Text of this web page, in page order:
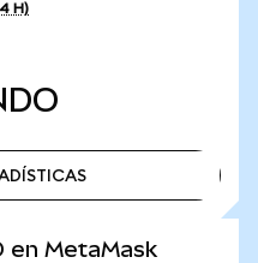
H)
en MetaMask